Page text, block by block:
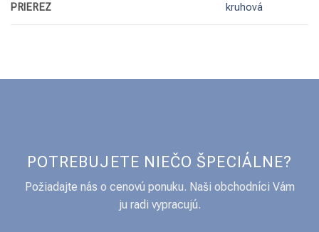
PRIEREZ kruhová
POTREBUJETE NIEČO ŠPECIÁLNE?
Požiadajte nás o cenovú ponuku. Naši obchodníci Vám
ju radi vypracujú.